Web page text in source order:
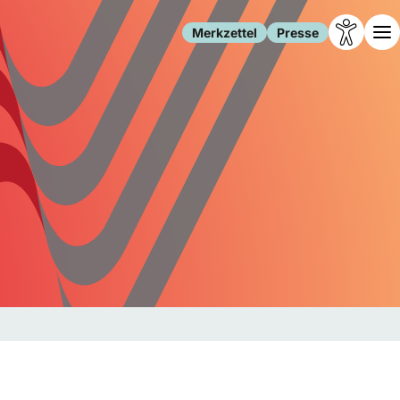
Merkzettel Presse
Leben
Familie
Freizeit
Gesundheit
Internet
Gesellschaft
Forschung
Migration
Polizei